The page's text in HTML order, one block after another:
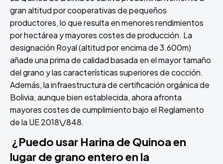
gran altitud por cooperativas de pequeños
productores, lo que resulta en menores rendimientos
por hectárea y mayores costes de producción. La
designación Royal (altitud por encima de 3.600m)
añade una prima de calidad basada en el mayor tamaño
del grano y las características superiores de cocción.
Además, la infraestructura de certificación orgánica de
Bolivia, aunque bien establecida, ahora afronta
mayores costes de cumplimiento bajo el Reglamento
de la UE 2018\/848.
¿Puedo usar Harina de Quinoa en
lugar de grano entero en la